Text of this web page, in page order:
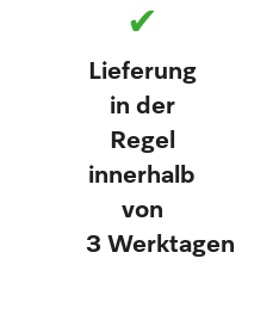
✔
Lieferung
in der
Regel
innerhalb
von
3 Werktagen